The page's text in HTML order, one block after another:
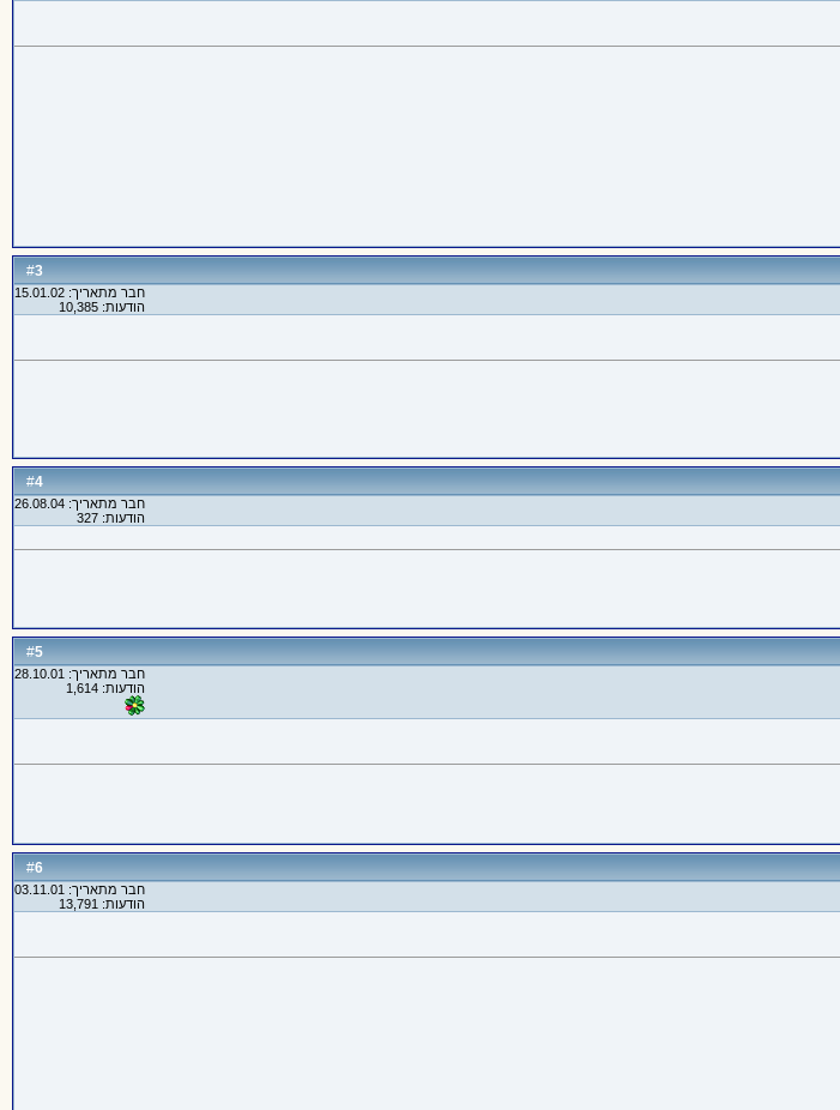
#
3
חבר מתאריך: 15.01.02
הודעות: 10,385
#
4
חבר מתאריך: 26.08.04
הודעות: 327
#
5
חבר מתאריך: 28.10.01
הודעות: 1,614
#
6
חבר מתאריך: 03.11.01
הודעות: 13,791